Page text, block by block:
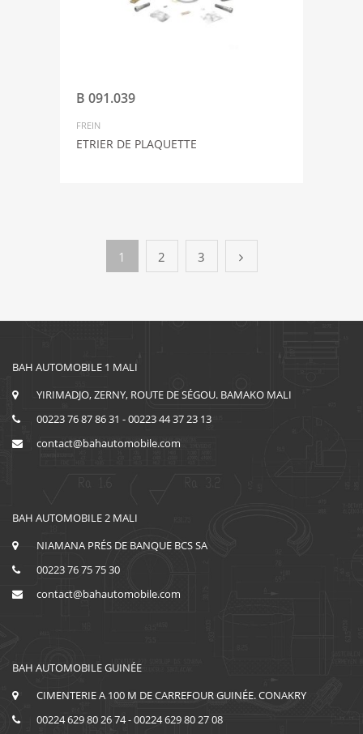
B 091.039
FREIN
ETRIER DE PLAQUETTE
1 2 3
BAH AUTOMOBILE 1 MALI
YIRIMADJO, ZERNY, ROUTE DE SÉGOU. BAMAKO MALI
00223 76 87 86 31 - 00223 44 37 23 13
contact@bahautomobile.com
BAH AUTOMOBILE 2 MALI
NIAMANA PRÉS DE BANQUE BCS SA
00223 76 75 75 30
contact@bahautomobile.com
BAH AUTOMOBILE GUINÉE
CIMENTERIE A 100 M DE CARREFOUR GUINÉE. CONAKRY
00224 629 80 26 74 - 00224 629 80 27 08